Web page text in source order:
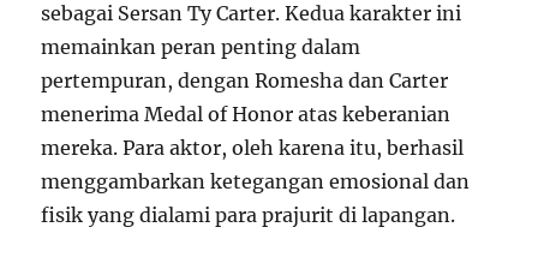
sebagai Sersan Ty Carter. Kedua karakter ini
memainkan peran penting dalam
pertempuran, dengan Romesha dan Carter
menerima Medal of Honor atas keberanian
mereka. Para aktor, oleh karena itu, berhasil
menggambarkan ketegangan emosional dan
fisik yang dialami para prajurit di lapangan.